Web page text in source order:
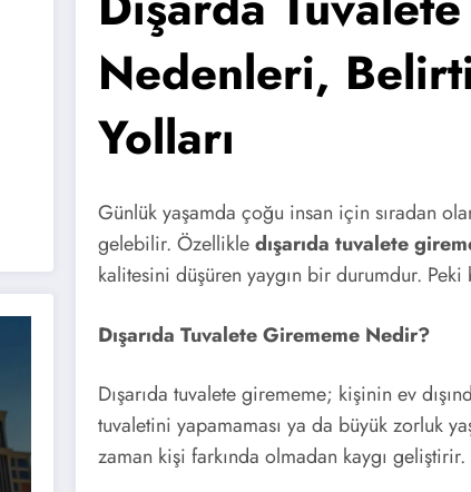
Nedenleri,
Yolları
Günlük yaşamda çoğu insan için sıradan
gelebilir. Özellikledışarıda tuvalete
kalitesini düşüren yaygın bir durumdur.
Dışarıda Tuvalete Girememe Nedir?
Dışarıda tuvalete girememe; kişinin ev
tuvaletini yapamaması ya da büyük zorluk
zaman kişi farkında olmadan kaygı geliştirir.